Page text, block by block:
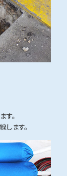
す。
ます。